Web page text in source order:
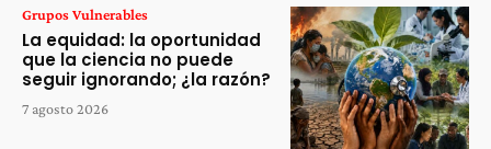
Grupos Vulnerables
La equidad: la oportunidad
que la ciencia no puede
seguir ignorando; ¿la razón?
7 agosto 2026